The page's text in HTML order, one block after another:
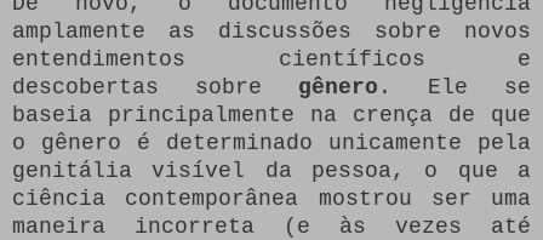
amplamente as discussões sobre novos
entendimentos científicos e
descobertas sobre gênero . Ele se
baseia principalmente na crença de que
o gênero é determinado unicamente pela
genitália visível da pessoa, o que a
ciência contemporânea mostrou ser uma
maneira incorreta (e às vezes até